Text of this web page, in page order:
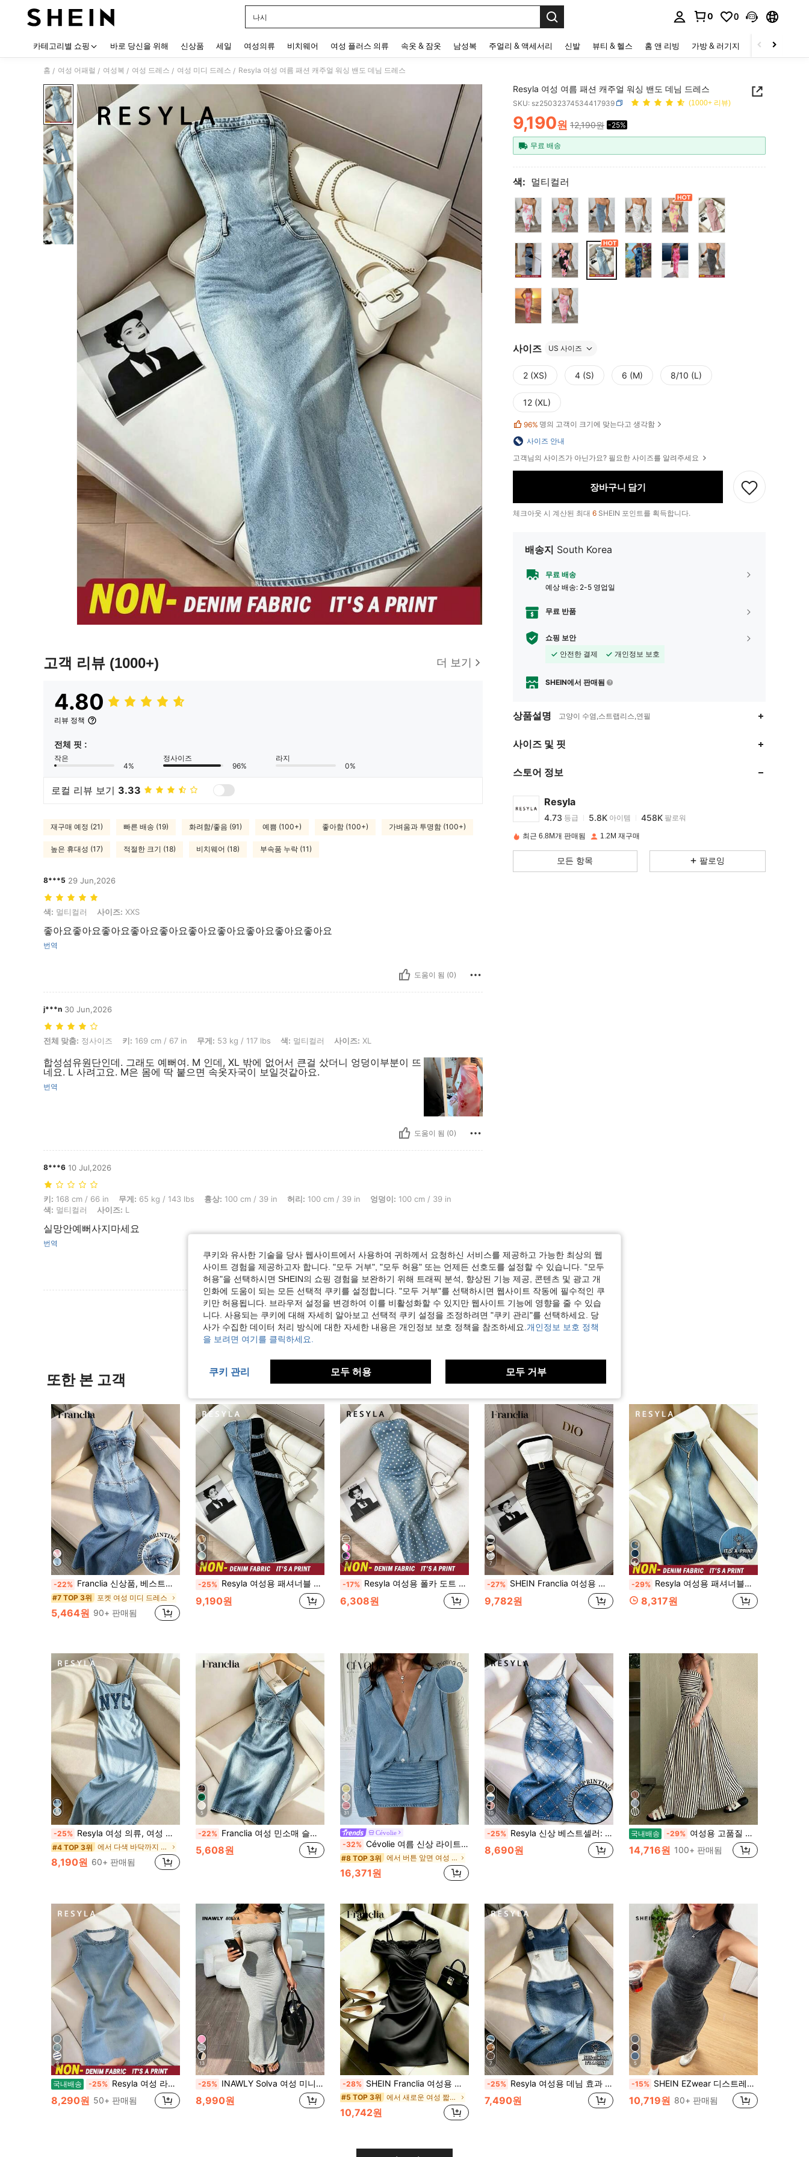
나시
0 0
카테고리별 쇼핑 바로 당신을 위해 신상품 세일 여성의류 비치웨어 여성 플러스 의류 속옷 & 잠옷 남성복 주얼리 & 액세서리 신발 뷰티 & 헬스 홈 앤 리빙 가방 & 러기지 스포츠 & 아웃
홈 / 여성 어패럴 / 여성복 / 여성 드레스 / 여성 미디 드레스 / Resyla 여성 여름 패션 캐주얼 워싱 밴도 데님 드레스
고객 리뷰 (1000+) 더 보기
4.80
리뷰 정책
전체 핏 :
작은
4%
정사이즈
96%
라지
0%
로컬 리뷰 보기 3.33
재구매 예정 (21) 빠른 배송 (19) 화려함/좋음 (91) 예쁨 (100+) 좋아함 (100+) 가벼움과 투명함 (100+)
높은 휴대성 (17) 적절한 크기 (18) 비치웨어 (18) 부속품 누락 (11)
8***5 29 Jun,2026
색: 멀티컬러, 사이즈: XXS
색: 멀티컬러 사이즈: XXS
좋아요좋아요좋아요좋아요좋아요좋아요좋아요좋아요좋아요좋아요
번역
도움이 됨 (0)
j***n 30 Jun,2026
전체 맞춤: 정사이즈, 키: 169 cm / 67 in, 무게: 53 kg / 117 lbs, 색: 멀티컬러, 사이즈: XL
전체 맞춤: 정사이즈 키: 169 cm / 67 in 무게: 53 kg / 117 lbs 색: 멀티컬러 사이즈: XL
합성섬유원단인데. 그래도 예뻐여. M 인데, XL 밖에 없어서 큰걸 샀더니 엉덩이부분이 뜨
네요. L 사려고요. M은 몸에 딱 붙으면 속옷자국이 보일것같아요.
번역
도움이 됨 (0)
8***6 10 Jul,2026
키: 168 cm / 66 in, 무게: 65 kg / 143 lbs, 흉상: 100 cm / 39 in, 허리: 100 cm / 39 in, 엉덩이: 100 cm / 39 in, 색: 멀티컬러, 사이즈: L
키: 168 cm / 66 in 무게: 65 kg / 143 lbs 흉상: 100 cm / 39 in 허리: 100 cm / 39 in 엉덩이: 100 cm / 39 in
색: 멀티컬러 사이즈: L
실망안예뻐사지마세요
번역
도움이 됨 (1)
리뷰 더 보기
Resyla 여성 여름 패션 캐주얼 워싱 밴도 데님 드레스
SKU: sz25032374534417939 (1000+ 리뷰)
PRICE AND AVAILABILITY
9,190원 12,190원 -25%
무료 배송
색: 멀티컬러
사이즈 US 사이즈
2 (XS) 4 (S) 6 (M) 8/10 (L)
12 (XL)
96% 명의 고객이 크기에 맞는다고 생각함
사이즈 안내
고객님의 사이즈가 아닌가요? 필요한 사이즈를 알려주세요
장바구니 담기
체크아웃 시 계산된 최대 6 SHEIN 포인트를 획득합니다.
배송지 South Korea
무료 배송
예상 배송: 2-5 영업일
무료 반품
쇼핑 보안
안전한 결제
개인정보 보호
SHEIN에서 판매됨
상품설명 고양이 수염,스트랩리스,연필
사이즈 및 핏
스토어 정보
Resyla
4.73
4.73
등급
h***3 이(가)하루 전에지불됨
최근 6.8M개 판매됨 1.2M 재구매
모든 항목 팔로잉
또한 본 고객
-22% Franclia 신상품, 베스트셀러: 특별 프린트 원단, 레귤러 핏, 스파게티 스트랩 여성 슬림핏 맥시 드레스
#7 TOP 3위 포켓 여성 미디 드레스
5,464원 90+ 판매됨
6
-25% Resyla 여성용 패셔너블 버클 프린트 스트랩리스 스플릿 드레스, 여름
9,190원
7
-17% Resyla 여성용 폴카 도트 플리츠 우아한 허리 밴딩 스트랩리스 파티 드레스
6,308원
7
-27% SHEIN Franclia 여성용 블랙 & 화이트 대비 스트랩리스 바디콘 드레스, 여성용 우아한 드레스, 여성용 캐주얼 드레스, 여성용 오피스 드레스, 여성용 블랙 드레스, 여성용 화이트 드레스, 웨딩 드레스, 졸업 드레스, 여름 의상, 여성용 휴가 의상, 여성용 휴일 의상, 여성용 정장 드레스, 여성용 정장, 여성용 출퇴근 복장, 여성용 오피스 복장, 사교/비즈니스 드레스, 여성용 오피스 복장, 여성용 비즈니스 정장, 여성용 오피스 의상, 컬러 블록
9,782원
-29% Resyla 여성용 패셔너블한 다용도 데님 효과 프린트 홀터넥 드레스
8,317원
-25% Resyla 여성 의류, 여성 드레스, 데님 패턴 드레스, 나우, 패션 드레스, 스트랩 드레스, 슬링 드레스, 스파게티 스트랩 드레스, 맥시 드레스, 롱 드레스, NYC 패턴
#4 TOP 3위 에서 다색 바닥까지 내려오는 드레스
8,190원 60+ 판매됨
5
-22% Franclia 여성 민소매 슬림핏 캐주얼 프린트 드레스, 여름
5,608원
31
Cévolie
-32% Cévolie 여름 신상 라이트 블루 데님 효과 디지털 프린트 루즈 허리 밴딩 바디콘 원피스
#8 TOP 3위 에서 버튼 앞면 여성 드레스
16,371원
10
-25% Resyla 신상 베스트셀러: 스페셜 프린트 원단, 레귤러 핏, 여성용 스파게티 스트랩 슬림 롱 드레스
8,690원
국내배송 -29% 여성용 고품질 스트라이프 프린트 휴가 드레스, 러치 허리 A라인 드레스 블랙 여름 파티 우아한
14,716원 100+ 판매됨
9
국내배송 -25% Resyla 여성 라운드 넥 패셔너블 데이트 나이트 파티 미니 드레스
8,290원 50+ 판매됨
13
-25% INAWLY Solva 여성 미니멀리스트 오프숄더 러치드 피티드 패션 드레스
8,990원
-28% SHEIN Franclia 여성용 레이스 패치워크 플리츠 패션 데이트 & 여행 드레스
#5 TOP 3위 에서 새로운 여성 짧은 드레스
10,742원
7
-25% Resyla 여성용 데님 효과 패치워크 디스트레스드 스타일 다용도 캐미솔 드레스
7,490원
5
-15% SHEIN EZwear 디스트레스 스타일 애시드 워싱 라운드넥 민소매 바디콘 드레스
10,719원 80+ 판매됨
쿠키와 유사한 기술을 당사 웹사이트에서 사용하여 귀하께서 요청하신 서비스를 제공하고 가능한 최상의 웹
사이트 경험을 제공하고자 합니다. "모두 거부", "모두 허용" 또는 언제든 선호도를 설정할 수 있습니다. "모두
허용"을 선택하시면 SHEIN의 쇼핑 경험을 보완하기 위해 트래픽 분석, 향상된 기능 제공, 콘텐츠 및 광고 개
인화에 도움이 되는 모든 선택적 쿠키를 설정합니다. "모두 거부"를 선택하시면 웹사이트 작동에 필수적인 쿠
키만 허용됩니다. 브라우저 설정을 변경하여 이를 비활성화할 수 있지만 웹사이트 기능에 영향을 줄 수 있습
니다. 사용되는 쿠키에 대해 자세히 알아보고 선택적 쿠키 설정을 조정하려면 "쿠키 관리"를 선택하세요. 당
사가 수집한 데이터 처리 방식에 대한 자세한 내용은 개인정보 보호 정책을 참조하세요. 개인정보 보호 정책
을 보려면 여기를 클릭하세요.
쿠키 관리 모두 허용 모두 거부